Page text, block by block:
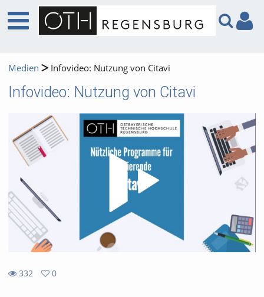
Medien Infovideo: Nutzung von Citavi
Infovideo: Nutzung von Citavi
332
0